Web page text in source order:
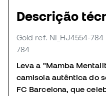
Descrição
Gold ref. NI_HJ4554-784
784
Leva a "Mamba
camisola autêntica do
FC Barcelona, que